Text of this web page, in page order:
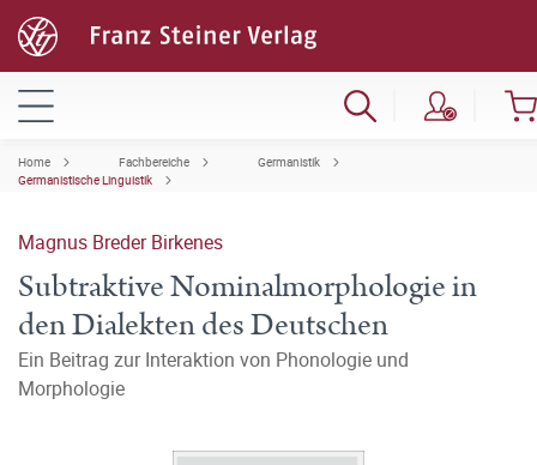
Home Fachbereiche
Germanistik
Germanistische Linguistik
Magnus Breder Birkenes
Subtraktive Nominalmorphologie in
den Dialekten des Deutschen
Ein Beitrag zur Interaktion von Phonologie und
Morphologie